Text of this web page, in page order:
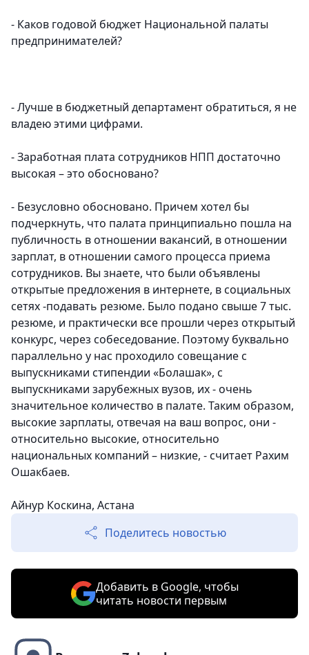
- Каков годовой бюджет Национальной палаты
предпринимателей?
- Лучше в бюджетный департамент обратиться, я не
владею этими цифрами.
- Заработная плата сотрудников НПП достаточно
высокая – это обосновано?
- Безусловно обосновано. Причем хотел бы
подчеркнуть, что палата принципиально пошла на
публичность в отношении вакансий, в отношении
зарплат, в отношении самого процесса приема
сотрудников. Вы знаете, что были объявлены
открытые предложения в интернете, в социальных
сетях -подавать резюме. Было подано свыше 7 тыс.
резюме, и практически все прошли через открытый
конкурс, через собеседование. Поэтому буквально
параллельно у нас проходило совещание с
выпускниками стипендии «Болашак», с
выпускниками зарубежных вузов, их - очень
значительное количество в палате. Таким образом,
высокие зарплаты, отвечая на ваш вопрос, они -
относительно высокие, относительно
национальных компаний – низкие, - считает Рахим
Ошакбаев.
Айнур Коскина, Астана
Поделитесь новостью
Добавить в Google, чтобы
читать новости первым